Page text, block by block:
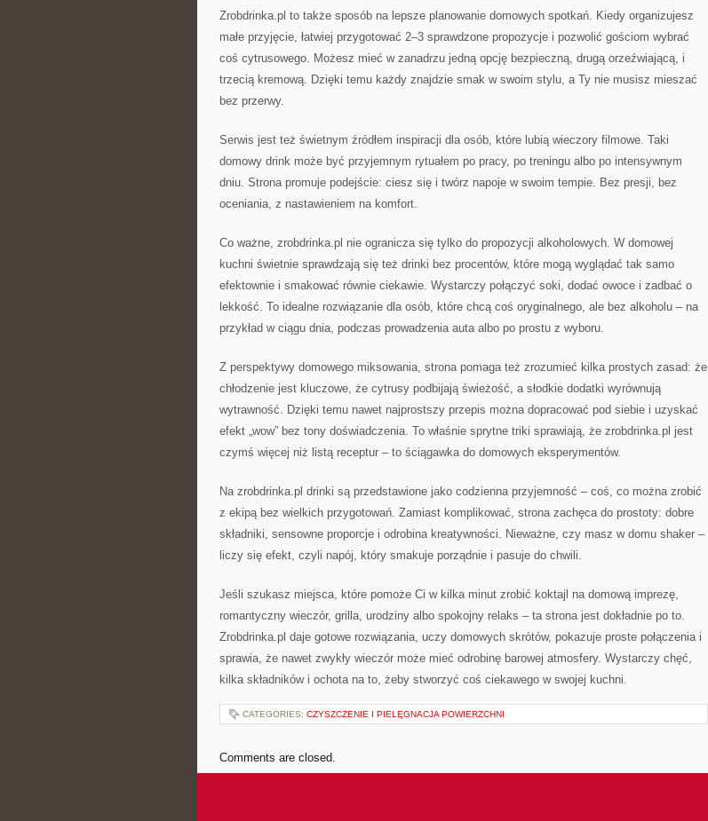
Zrobdrinka.pl to także sposób na lepsze planowanie domowych spotkań. Kiedy organizujesz
małe przyjęcie, łatwiej przygotować 2–3 sprawdzone propozycje i pozwolić gościom wybrać
coś cytrusowego. Możesz mieć w zanadrzu jedną opcję bezpieczną, drugą orzeźwiającą, i
trzecią kremową. Dzięki temu każdy znajdzie smak w swoim stylu, a Ty nie musisz mieszać
bez przerwy.
Serwis jest też świetnym źródłem inspiracji dla osób, które lubią wieczory filmowe. Taki
domowy drink może być przyjemnym rytuałem po pracy, po treningu albo po intensywnym
dniu. Strona promuje podejście: ciesz się i twórz napoje w swoim tempie. Bez presji, bez
oceniania, z nastawieniem na komfort.
Co ważne, zrobdrinka.pl nie ogranicza się tylko do propozycji alkoholowych. W domowej
kuchni świetnie sprawdzają się też drinki bez procentów, które mogą wyglądać tak samo
efektownie i smakować równie ciekawie. Wystarczy połączyć soki, dodać owoce i zadbać o
lekkość. To idealne rozwiązanie dla osób, które chcą coś oryginalnego, ale bez alkoholu – na
przykład w ciągu dnia, podczas prowadzenia auta albo po prostu z wyboru.
Z perspektywy domowego miksowania, strona pomaga też zrozumieć kilka prostych zasad: że
chłodzenie jest kluczowe, że cytrusy podbijają świeżość, a słodkie dodatki wyrównują
wytrawność. Dzięki temu nawet najprostszy przepis można dopracować pod siebie i uzyskać
efekt „wow” bez tony doświadczenia. To właśnie sprytne triki sprawiają, że zrobdrinka.pl jest
czymś więcej niż listą receptur – to ściągawka do domowych eksperymentów.
Na zrobdrinka.pl drinki są przedstawione jako codzienna przyjemność – coś, co można zrobić
z ekipą bez wielkich przygotowań. Zamiast komplikować, strona zachęca do prostoty: dobre
składniki, sensowne proporcje i odrobina kreatywności. Nieważne, czy masz w domu shaker –
liczy się efekt, czyli napój, który smakuje porządnie i pasuje do chwili.
Jeśli szukasz miejsca, które pomoże Ci w kilka minut zrobić koktajl na domową imprezę,
romantyczny wieczór, grilla, urodziny albo spokojny relaks – ta strona jest dokładnie po to.
Zrobdrinka.pl daje gotowe rozwiązania, uczy domowych skrótów, pokazuje proste połączenia i
sprawia, że nawet zwykły wieczór może mieć odrobinę barowej atmosfery. Wystarczy chęć,
kilka składników i ochota na to, żeby stworzyć coś ciekawego w swojej kuchni.
CATEGORIES: CZYSZCZENIE I PIELĘGNACJA POWIERZCHNI
Comments are closed.